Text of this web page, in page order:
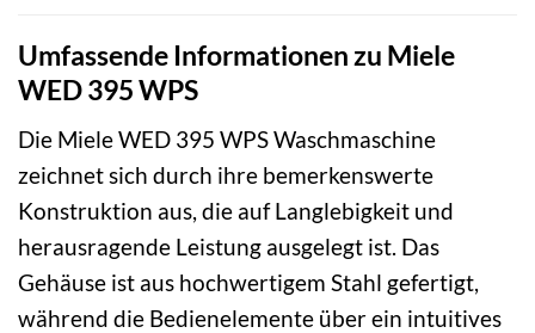
Umfassende Informationen zu Miele
WED 395 WPS
Die Miele WED 395 WPS Waschmaschine
zeichnet sich durch ihre bemerkenswerte
Konstruktion aus, die auf Langlebigkeit und
herausragende Leistung ausgelegt ist. Das
Gehäuse ist aus hochwertigem Stahl gefertigt,
während die Bedienelemente über ein intuitives